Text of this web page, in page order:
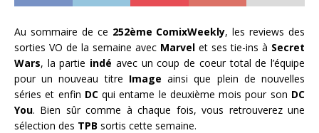
Au sommaire de ce 252ème ComixWeekly, les reviews des
sorties VO de la semaine avec Marvel et ses tie-ins à Secret
Wars, la partie indé avec un coup de coeur total de l’équipe
pour un nouveau titre Image ainsi que plein de nouvelles
séries et enfin DCqui entame le deuxième mois pour son DC
You. Bien sûr comme à chaque fois, vous retrouverez une
sélection des TPB sortis cette semaine.